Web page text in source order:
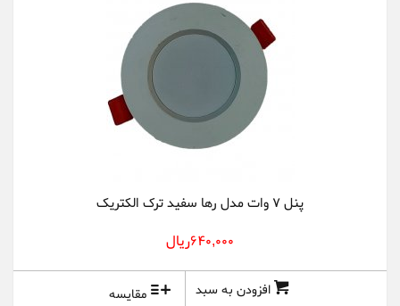
پنل 7 وات مدل رها سفید ترک الکتریک
640,000ريال
افزودن به سبد مقایسه